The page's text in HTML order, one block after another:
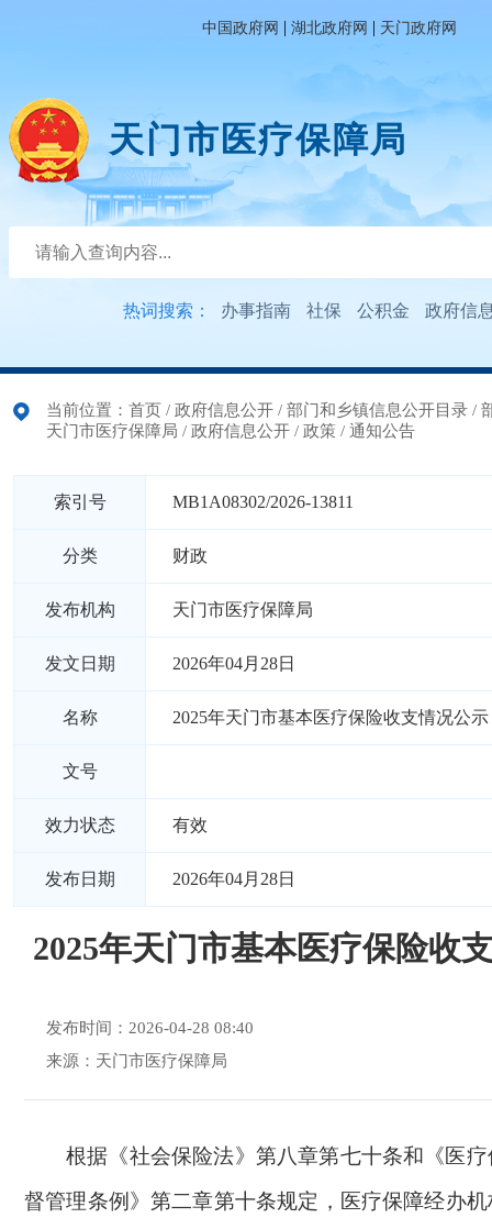
中国政府网 | 湖北政府网 | 天门政府网
天门市医疗保障局
热词搜索： 办事指南 社保 公积金 政府信
当前位置： 首页 / 政府信息公开 / 部门和乡镇信息公开目录 /
天门市医疗保障局 / 政府信息公开 / 政策 / 通知公告
索引号 MB1A08302/2026-13811
分类 财政
发布机构 天门市医疗保障局
发文日期 2026年04月28日
名称 2025年天门市基本医疗保险收支情况公示
文号
效力状态 有效
发布日期 2026年04月28日
2025年天门市基本医疗保险收
发布时间：2026-04-28 08:40
来源：天门市医疗保障局
根据《社会保险法》第八章第七十条和《医
督管理条例》第二章第十条规定，医疗保障经办